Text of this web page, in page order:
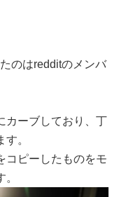
のはredditのメンバ
カーブしており、丁
。
コピーしたものをモ